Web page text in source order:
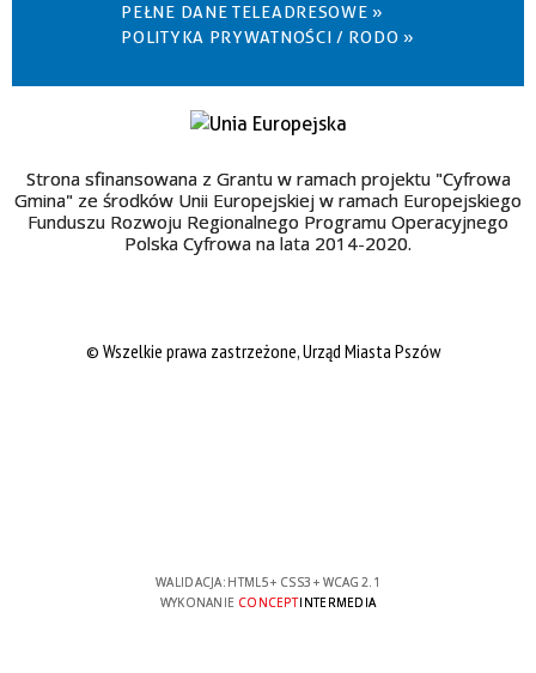
PEŁNE DANE TELEADRESOWE »
POLITYKA PRYWATNOŚCI / RODO »
Strona sfinansowana z Grantu w ramach projektu "Cyfrowa
Gmina" ze środków Unii Europejskiej w ramach Europejskiego
Funduszu Rozwoju Regionalnego Programu Operacyjnego
Polska Cyfrowa na lata 2014-2020.
© Wszelkie prawa zastrzeżone, Urząd Miasta Pszów
WALIDACJA: HTML5+ CSS3 + WCAG 2.1
WYKONANIE CONCEPTINTERMEDIA